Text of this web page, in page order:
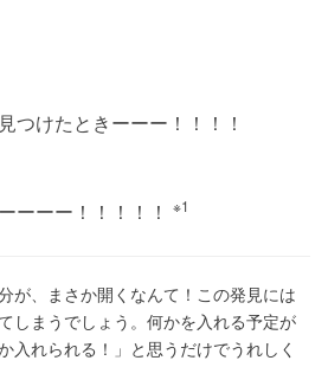
つけたときーーー！！！！
ーーー！！！！！ ※1
が、まさか開くなんて！この発見には
しまうでしょう。何かを入れる予定が
入れられる！」と思うだけでうれしく